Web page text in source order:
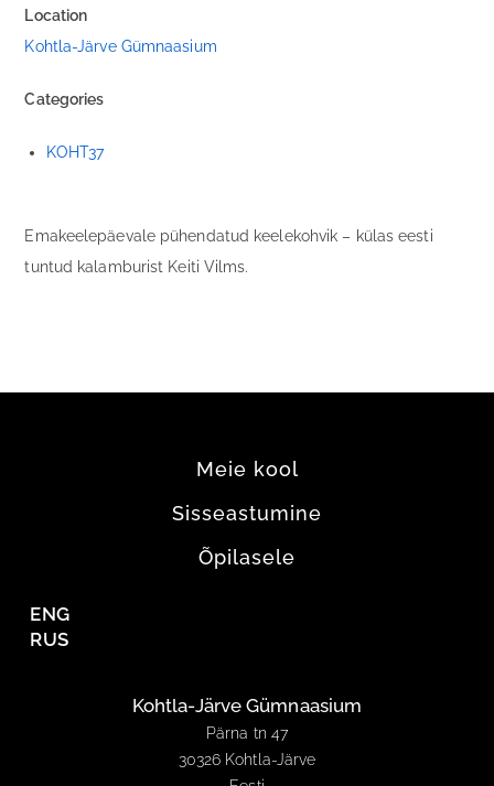
Location
Kohtla-Järve Gümnaasium
Categories
KOHT37
Emakeelepäevale pühendatud keelekohvik – külas eesti
tuntud kalamburist Keiti Vilms.
Meie kool
Sisseastumine
Õpilasele
ENG
RUS
Kohtla-Järve Gümnaasium
Pärna tn 47
30326 Kohtla-Järve